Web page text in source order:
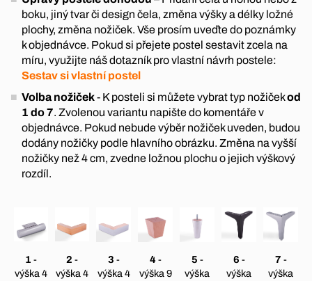
boku, jiný tvar či design čela, změna výšky a délky ložné
plochy, změna nožiček. Vše prosím uveďte do poznámky
k objednávce. Pokud si přejete postel sestavit zcela na
míru, využijte náš dotazník pro vlastní návrh postele:
Sestav si vlastní postel
Volba nožiček- K posteli si můžete vybrat typ nožičekod
1 do 7. Zvolenou variantu napište do komentáře v
objednávce. Pokud nebude výběr nožiček uveden, budou
dodány nožičky podle hlavního obrázku. Změna na vyšší
nožičky než 4 cm, zvedne ložnou plochu o jejich výškový
rozdíl.
1 -
výška 4
2 -
výška 4
3 -
výška 4
4 -
výška 9
5 -
výška
6 -
výška
7 -
výška